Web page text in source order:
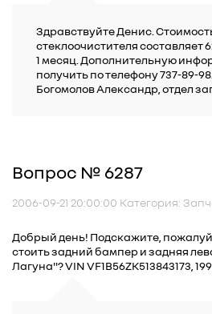
Здравствуйте Денис.
стеклоочистителя составляет
1 месяц. Дополнительную
получить по телефону 737-89-
Богомолов Александр, отдел
Вопрос № 6287
2006-09-21 20:00:00 Категория:
Добрый день! Подскажите,
стоить задний бампер и задняя
Лагуна"? VIN VF1B56ZK513843173,